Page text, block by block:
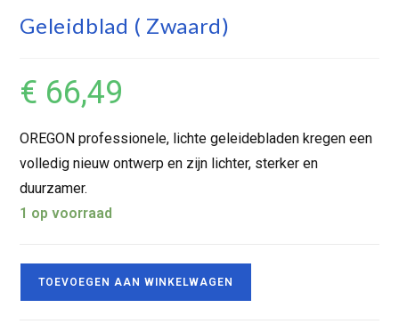
Geleidblad ( Zwaard)
€ 66,49
OREGON professionele, lichte geleidebladen kregen een
volledig nieuw ontwerp en zijn lichter, sterker en
duurzamer.
1 op voorraad
TOEVOEGEN AAN WINKELWAGEN